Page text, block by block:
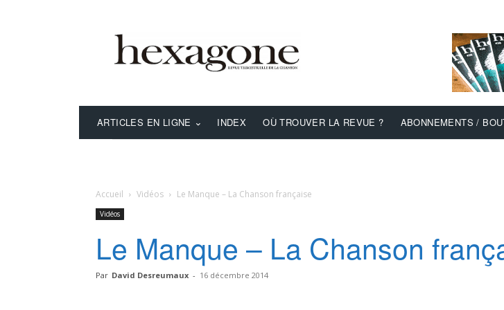
ARTICLES EN LIGNE INDEX OÙ TROUVER LA REVUE ? ABONNEMENTS /
Accueil Vidéos Le Manque – La Chanson française
Vidéos
Le Manque – La Chanson
Par David Desreumaux - 16 décembre 2014